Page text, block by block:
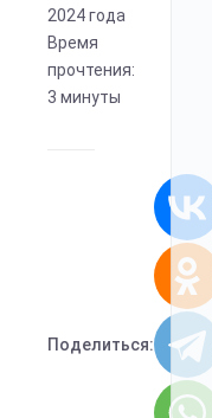
2024 года
Время
прочтения:
3 минуты
Поделиться: